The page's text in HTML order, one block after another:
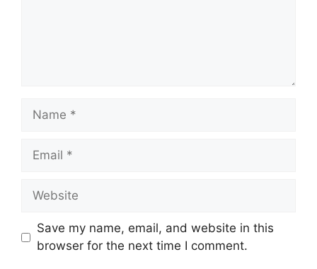
Name
Email
Website
Save my name, email, and website in this
browser for the next time I comment.